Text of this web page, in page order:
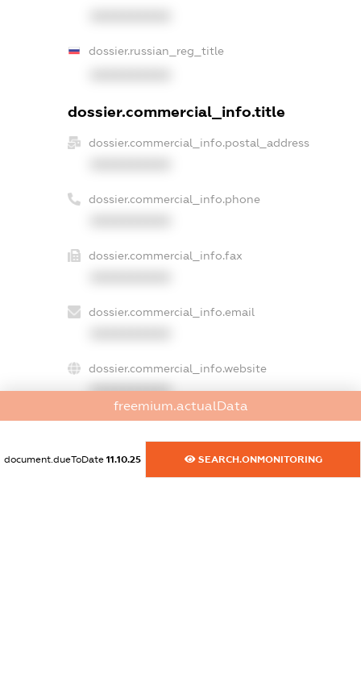
dossier.russian_reg_title
dossier.commercial_info.title
dossier.commercial_info.postal_address
dossier.commercial_info.phone
dossier.commercial_info.fax
dossier.commercial_info.email
dossier.commercial_info.website
XXXXXXXXXX
dossier.commercial_info.activity
freemium.actualData
document.dueToDate 11.10.25 SEARCH.ONMONITORING